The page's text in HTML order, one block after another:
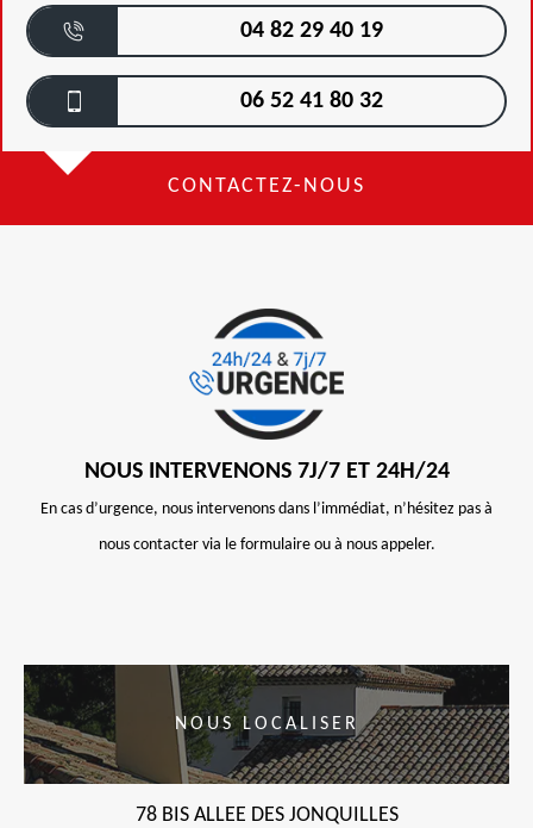
04 82 29 40 19
06 52 41 80 32
CONTACTEZ-NOUS
NOUS INTERVENONS 7J/7 ET 24H/24
En cas d’urgence, nous intervenons dans l’immédiat, n’hésitez pas à
nous contacter via le formulaire ou à nous appeler.
NOUS LOCALISER
78 BIS ALLEE DES JONQUILLES